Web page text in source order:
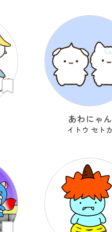
あわにゃん
イトウ セトカ